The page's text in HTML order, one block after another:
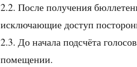
2.2. После получения
исключающие доступ
2.3. До начала подсчёта
помещении.